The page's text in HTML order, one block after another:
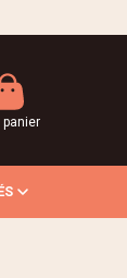
panier